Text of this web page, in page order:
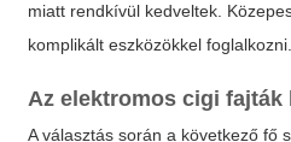
miatt rendkívül kedveltek.
komplikált eszközökkel foglalkozni.
Az elektromos cigi
A választás során a következő fő